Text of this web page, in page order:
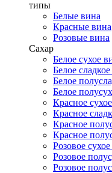
типы
Белые вина
Красные вина
Розовые вина
Сахар
Белое сухое
Белое
Белое
Белое
Красное
Красное
Красное
Красное
Розовое
Розовое
Розовое